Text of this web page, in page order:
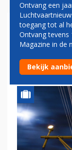
TIJDENS
Ontvang een
toegang tot al
Ontvang tevens
Magazine in de
Bekijk